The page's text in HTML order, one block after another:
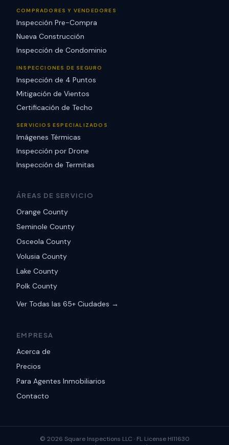
COMPRADORES Y VENDEDORES
Inspección Pre-Compra
Nueva Construcción
Inspección de Condominio
INSPECCIONES DE SEGURO
Inspección de 4 Puntos
Mitigación de Vientos
Certificación de Techo
SERVICIOS ESPECIALIZADOS
Imágenes Térmicas
Inspección por Drone
Inspección de Termitas
ÁREAS DE SERVICIO
Orange County
Seminole County
Osceola County
Volusia County
Lake County
Polk County
Ver Todas las 65+ Ciudades →
EMPRESA
Acerca de
Precios
Para Agentes Inmobiliarios
Contacto
© 2026 Square Inspections LLC · FL License HI11630